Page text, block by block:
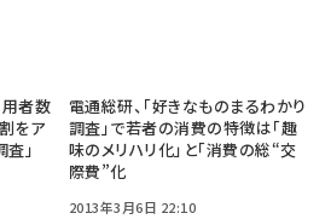
者数
をア
」
電通総研、「好きなものまるわかり
調査」で若者の消費の特徴は「趣
味のメリハリ化」と「消費の総“交
際費”化
2013年3月6日 22:10